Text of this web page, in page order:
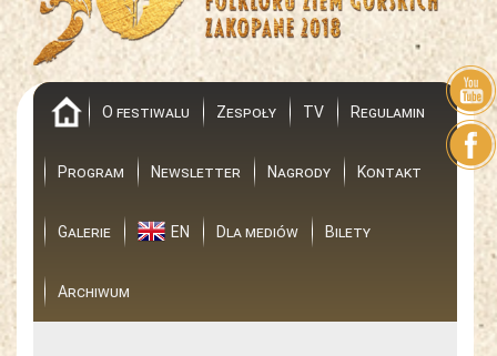
PowrótO festiwalu Zespoły TV Regulamin
Program Newsletter Nagrody Kontakt
Galerie EN Dla mediów Bilety
Archiwum